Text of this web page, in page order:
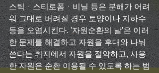
스틱ㆍ스티로폼ㆍ비닐 등은 분해가 어려
워 그대로 버려질 경우 토양이나 지하수
등을 오염시킨다. '자원순환의 날'은 이러
한 문제를 해결하고 자원을 후대와 나눠
쓴다는 취지에서 자원을 절약하고, 사용
한 자원은 순환 이용될 수 있도록 하는 범